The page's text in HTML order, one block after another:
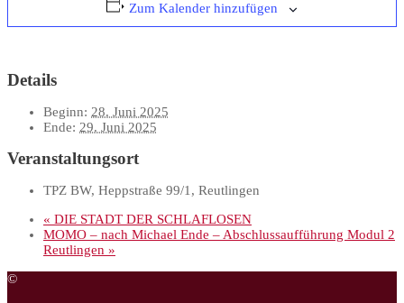
Zum Kalender hinzufügen
Details
Beginn: 28. Juni 2025
Ende: 29. Juni 2025
Veranstaltungsort
TPZ BW, Heppstraße 99/1, Reutlingen
« DIE STADT DER SCHLAFLOSEN
MOMO – nach Michael Ende – Abschlussaufführung Modul 2
Reutlingen »
©